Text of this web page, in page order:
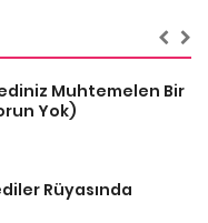
Muhtemelen Bir
Yok)
Rüyasında